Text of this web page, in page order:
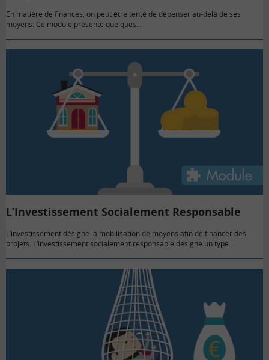
En matière de finances, on peut être tenté de dépenser au-delà de ses
moyens. Ce module présente quelques…
L’Investissement Socialement Responsable
L’investissement désigne la mobilisation de moyens afin de financer des
projets. L’investissement socialement responsable désigne un type